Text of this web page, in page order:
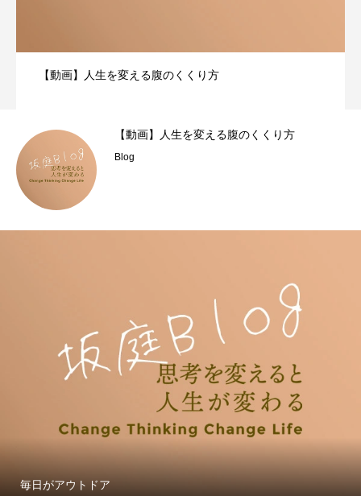
【動画】人生を変える腹のくくり方
【動画】人生を変える腹のくくり方
Blog
毎日がアウトドア